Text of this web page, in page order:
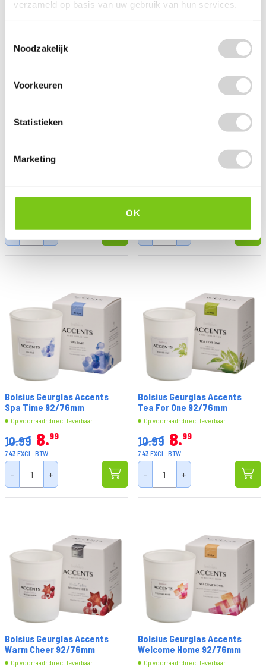
verzameld op basis van uw gebruik van hun services.
Noodzakelijk
Voorkeuren
Statistieken
Marketing
OK
Multi Lont Welcome Home
75/137mm
14.99 9
+
Bolsius Geurglas Accents
Pure Winter 92/76mm
10.99 8
7.43 EXCL. BTW
- +
Bolsius Geurglas Accents
Spa Time 92/76mm
Op voorraad: direct leverbaar
10.99 8 99
7.43 EXCL. BTW
- +
Bolsius Geurglas Accents
Tea For One 92/76mm
Op voorraad: direct leverbaar
10.99 8 99
7.43 EXCL. BTW
- +
Bolsius Geurglas Accents
Warm Cheer 92/76mm
Op voorraad: direct leverbaar
Bolsius Geurglas Accents
Welcome Home 92/76mm
Op voorraad: direct leverbaar